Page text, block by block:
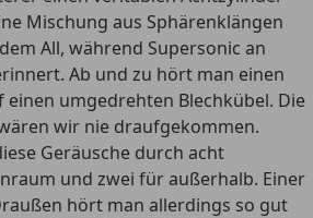
Mischung aus Sphärenklängen
All, während Supersonic an
Ab und zu hört man einen
einen umgedrehten Blechkübel. Die
wir nie draufgekommen.
Geräusche durch acht
und zwei für außerhalb. Einer
hört man allerdings so gut